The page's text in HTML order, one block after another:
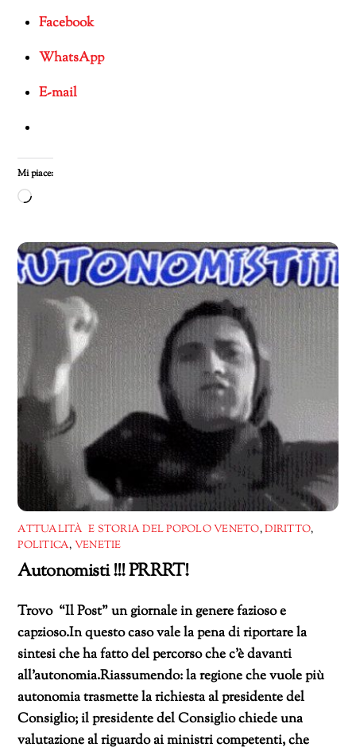
Facebook
WhatsApp
E-mail
Mi piace:
Caricamento
corso…
ATTUALITÀ E STORIA DEL POPOLO VENETO,DIRITTO,
POLITICA, VENETIE
Autonomisti !!! PRRRT!
Trovo “Il Post” un giornale in genere fazioso e
capzioso.In questo caso vale la pena di riportare la
sintesi che ha fatto del percorso che c’è davanti
all’autonomia.Riassumendo: la regione che vuole più
autonomia trasmette la richiesta al presidente del
Consiglio; il presidente del Consiglio chiede una
valutazione al riguardo ai ministri competenti, che